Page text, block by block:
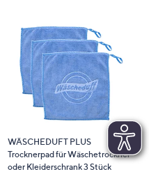
WÄSCHEDUFT PLUS
Trocknerpad für Wäschetrockner
oder Kleiderschrank 3 Stück